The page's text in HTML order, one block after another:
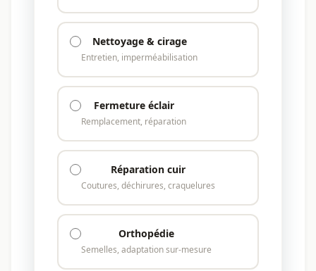
Nettoyage & cirage
Entretien, imperméabilisation
Fermeture éclair
Remplacement, réparation
Réparation cuir
Coutures, déchirures, craquelures
Orthopédie
Semelles, adaptation sur-mesure